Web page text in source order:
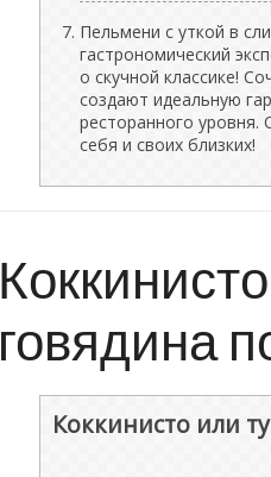
Пельмени с уткой в
гастрономический
о скучной классике!
создают идеальную
ресторанного уровня.
себя и своих близких!
говядина
Коккинисто или